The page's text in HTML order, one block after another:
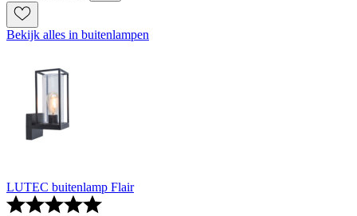
Bekijk alles in buitenlampen
LUTEC buitenlamp Flair